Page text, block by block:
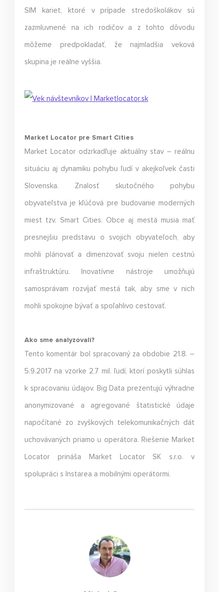
SIM kariet, ktoré v prípade stredoškolákov sú
zazmluvnené na ich rodičov a z tohto dôvodu
môžeme predpokladať, že najmladšia veková
skupina je reálne vyššia.
Market Locator pre Smart Cities
Market Locator odzrkadľuje aktuálny stav – reálnu
situáciu aj dynamiku pohybu ľudí v akejkoľvek časti
Slovenska. Znalosť skutočného pohybu
obyvateľstva je kľúčová pre budovanie moderných
miest tzv. Smart Cities. Obce aj mestá musia mať
presnejšiu predstavu o svojich obyvateľoch, aby
mohli plánovať a dimenzovať svoju nielen cestnú
infraštruktúru. Inovatívne nástroje umožňujú
samosprávam rozvíjať mestá tak, aby sme v nich
mohli spokojne bývať a spoľahlivo cestovať.
Ako sme analyzovali?
Tento komentár bol spracovaný za obdobie 21.8. –
5.9.2017 na vzorke 2,7 mil. ľudí, ktorí poskytli súhlas
k spracovaniu údajov. Big Data prezentujú výhradne
anonymizované a agregované štatistické údaje
napočítané zo zvyškových telekomunikačných dát
uchovávaných priamo u operátora. Riešenie Market
Locator prináša Market Locator SK s.r.o. v
spolupráci s Instarea a mobilnými operátormi.